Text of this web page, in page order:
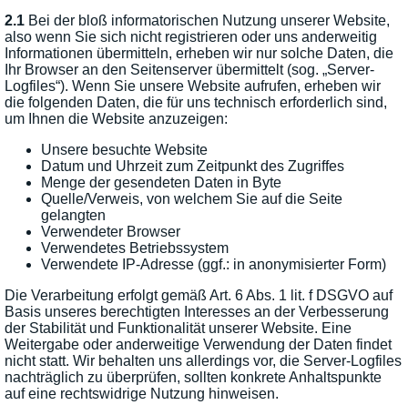
2.1 Bei der bloß informatorischen Nutzung unserer Website,
also wenn Sie sich nicht registrieren oder uns anderweitig
Informationen übermitteln, erheben wir nur solche Daten, die
Ihr Browser an den Seitenserver übermittelt (sog. „Server-
Logfiles“). Wenn Sie unsere Website aufrufen, erheben wir
die folgenden Daten, die für uns technisch erforderlich sind,
um Ihnen die Website anzuzeigen:
Unsere besuchte Website
Datum und Uhrzeit zum Zeitpunkt des Zugriffes
Menge der gesendeten Daten in Byte
Quelle/Verweis, von welchem Sie auf die Seite
gelangten
Verwendeter Browser
Verwendetes Betriebssystem
Verwendete IP-Adresse (ggf.: in anonymisierter Form)
Die Verarbeitung erfolgt gemäß Art. 6 Abs. 1 lit. f DSGVO auf
Basis unseres berechtigten Interesses an der Verbesserung
der Stabilität und Funktionalität unserer Website. Eine
Weitergabe oder anderweitige Verwendung der Daten findet
nicht statt. Wir behalten uns allerdings vor, die Server-Logfiles
nachträglich zu überprüfen, sollten konkrete Anhaltspunkte
auf eine rechtswidrige Nutzung hinweisen.